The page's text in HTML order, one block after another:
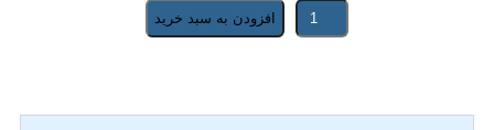
افزودن به سبد خرید